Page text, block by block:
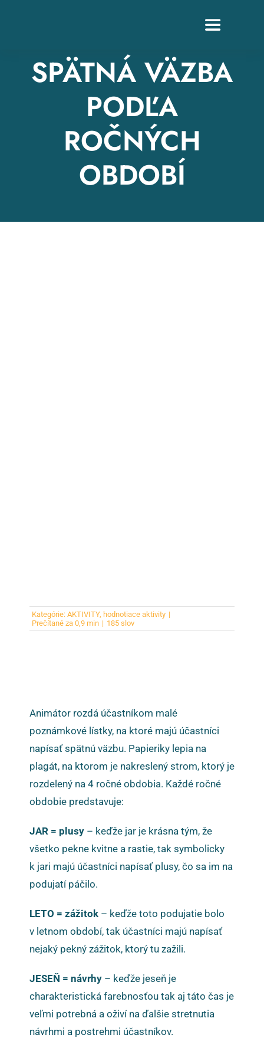
Toggle
SPÄTNÁ VÄZBA
PODĽA
ROČNÝCH
OBDOBÍ
Kategórie:AKTIVITY, hodnotiace aktivity |
Prečítané za 0,9 min | 185 slov
Animátor rozdá účastníkom malé
poznámkové lístky, na ktoré majú účastníci
napísať spätnú väzbu. Papieriky lepia na
plagát, na ktorom je nakreslený strom, ktorý je
rozdelený na 4 ročné obdobia. Každé ročné
obdobie predstavuje:
JAR = plusy– keďže jar je krásna tým, že
všetko pekne kvitne a rastie, tak symbolicky
k jari majú účastníci napísať plusy, čo sa im na
podujatí páčilo.
LETO = zážitok– keďže toto podujatie bolo
v letnom období, tak účastníci majú napísať
nejaký pekný zážitok, ktorý tu zažili.
JESEŇ = návrhy– keďže jeseň je
charakteristická farebnosťou tak aj táto čas je
veľmi potrebná a oživí na ďalšie stretnutia
návrhmi a postrehmi účastníkov.